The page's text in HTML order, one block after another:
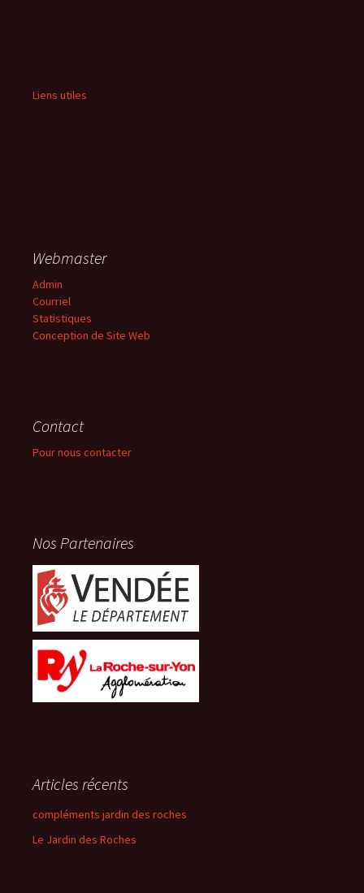
Liens utiles
Webmaster
Admin
Courriel
Statistiques
Conception de Site Web
Contact
Pour nous contacter
Nos Partenaires
Articles récents
compléments jardin des roches
Le Jardin des Roches